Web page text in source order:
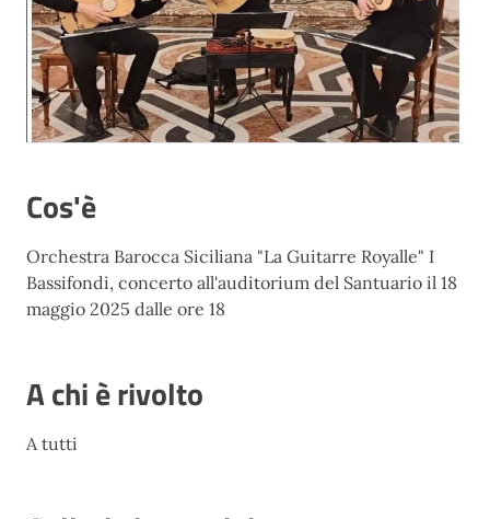
Cos'è
Orchestra Barocca Siciliana "La Guitarre Royalle" I
Bassifondi, concerto all'auditorium del Santuario il 18
maggio 2025 dalle ore 18
A chi è rivolto
A tutti